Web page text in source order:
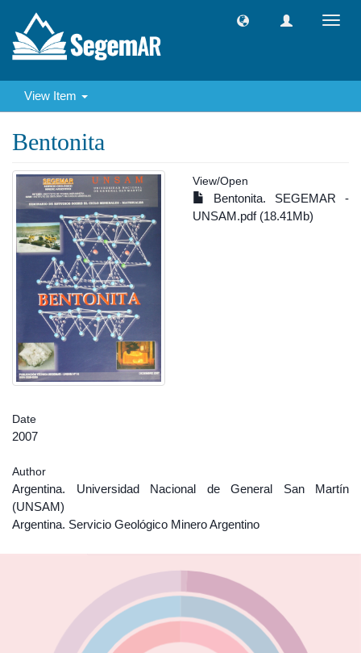
View Item
Bentonita
View/Open
Bentonita. SEGEMAR -
UNSAM.pdf (18.41Mb)
Date
2007
Author
Argentina. Universidad Nacional de General San Martín
(UNSAM)
Argentina. Servicio Geológico Minero Argentino